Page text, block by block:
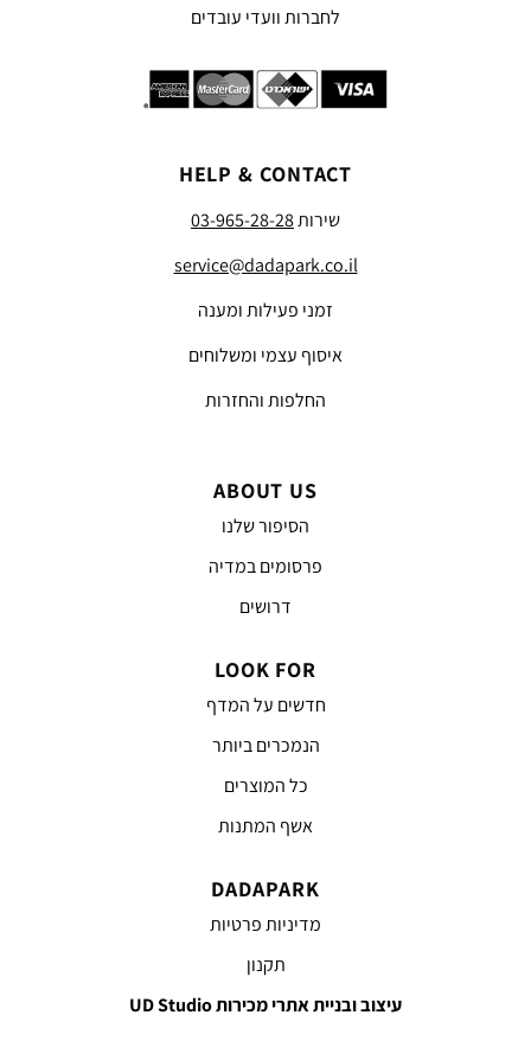
לחברות וועדי עובדים
HELP & CONTACT
שירות03-965-28-28
service@dadapark.co.il
זמני פעילות ומענה
איסוף עצמי ומשלוחים
החלפות והחזרות
ABOUT US
הסיפור שלנו
פרסומים במדיה
דרושים
LOOK FOR
חדשים על המדף
הנמכרים ביותר
כל המוצרים
אשף המתנות
DADAPARK
מדיניות פרטיות
תקנון
עיצוב ובניית אתרי מכירות UD Studio